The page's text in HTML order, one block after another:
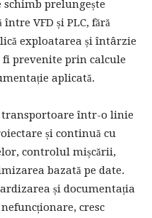
schimb prelungește
VFD și PLC, fără
exploatarea și întârzie
fi prevenite prin calcule
aplicată.
transportoare într-o linie
și continuă cu
controlul mișcării,
bazată pe date.
și documentația
cresc